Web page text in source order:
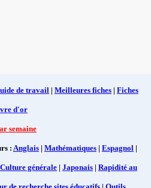
de travail | Meilleures fiches | Fiches
d'or
semaine
: Anglais | Mathématiques | Espagnol |
Culture générale | Japonais | Rapidité au